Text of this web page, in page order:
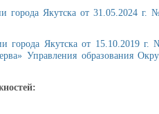
города Якутска от 31.05.2024
города Якутска от 15.10.2019
Управления образования